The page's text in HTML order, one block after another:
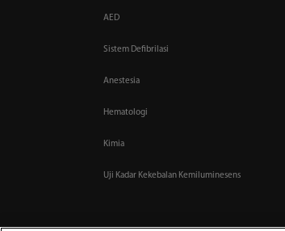
AED
Sistem Defibrilasi
Anestesia
Hematologi
Kimia
Uji Kadar Kekebalan Kemiluminesens